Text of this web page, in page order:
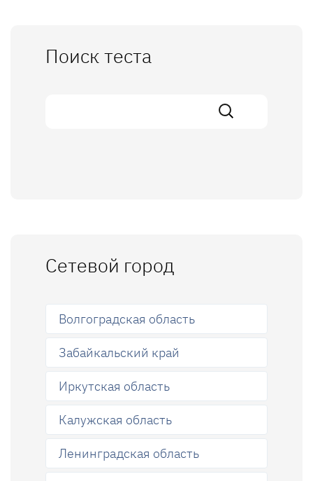
Поиск теста
Сетевой город
Волгоградская область
Забайкальский край
Иркутская область
Калужская область
Ленинградская область